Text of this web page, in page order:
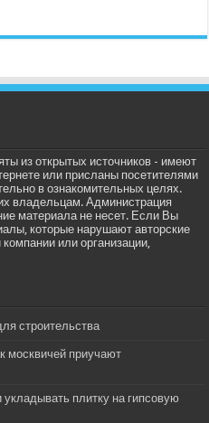
из открытых источников - имеют
или присланы посетителями
в ознакомительных целях.
владельцам. Администрация
материала не несет. Если Вы
которые нарушают авторские
или организации,
строительства
москвичей приучают
плитку на гипсовую